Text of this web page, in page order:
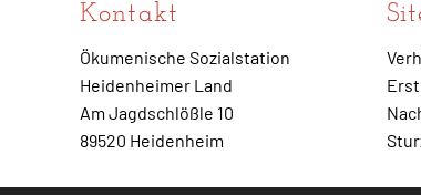
Kontakt
Ökumenische Sozialstation
Heidenheimer Land
Am Jagdschlößle 10
89520 Heidenheim